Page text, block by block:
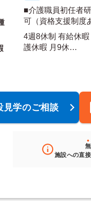
■介護職員初任者
可（資格支援制度
4週8休制 有給休
護休暇 月9休
見学のご相談
施設への直